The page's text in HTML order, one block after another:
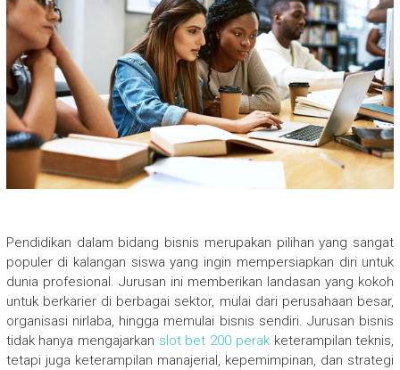
Pendidikan dalam bidang bisnis merupakan pilihan yang sangat
populer di kalangan siswa yang ingin mempersiapkan diri untuk
dunia profesional. Jurusan ini memberikan landasan yang kokoh
untuk berkarier di berbagai sektor, mulai dari perusahaan besar,
organisasi nirlaba, hingga memulai bisnis sendiri. Jurusan bisnis
tidak hanya mengajarkan slot bet 200 perakketerampilan teknis,
tetapi juga keterampilan manajerial, kepemimpinan, dan strategi